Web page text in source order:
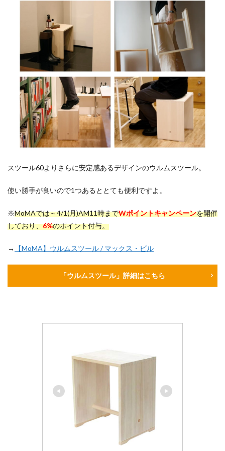
スツール60よりさらに安定感あるデザインのウルムスツール。
使い勝手が良いので1つあるととても便利ですよ。
※MoMAでは～4/1(月)AM11時までWポイントキャンペーンを開催
しており、6%のポイント付与。
→ 【MoMA】ウルムスツール / マックス・ビル
「ウルムスツール」詳細はこちら